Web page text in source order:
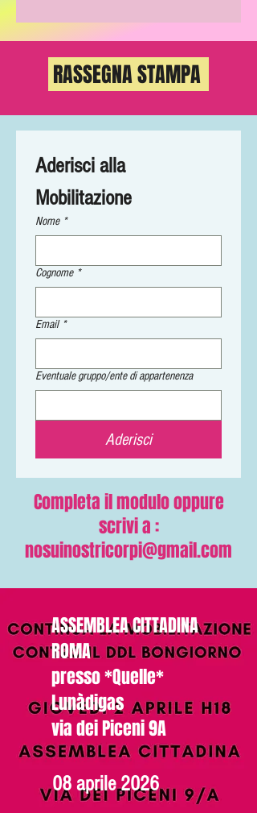
RASSEGNA STAMPA
Aderisci alla
Mobilitazione
Nome *
Cognome *
Email *
Eventuale gruppo/ente di appartenenza
Aderisci
Completa il modulo oppure
scrivi a :
nosuinostricorpi@gmail.com
ASSEMBLEA CITTADINA
ROMA
presso *Quelle*
Lunàdigas
via dei Piceni 9A
08 aprile 2026